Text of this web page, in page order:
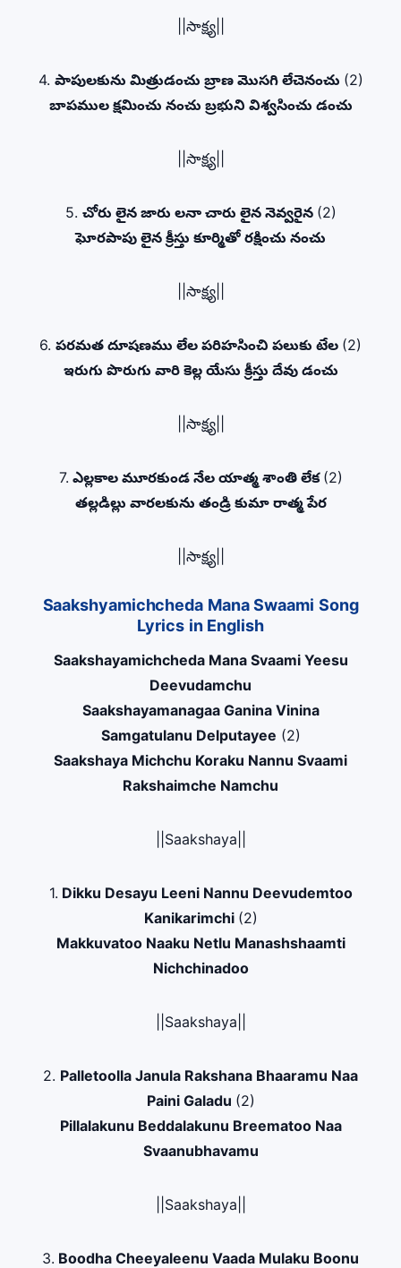
||సాక్ష్య||
4. పాపులకును మిత్రుడంచు బ్రాణ మొసగి లేచెనంచు (2)
బాపముల క్షమించు నంచు బ్రభుని విశ్వసించు డంచు
||సాక్ష్య||
5. చోరు లైన జారు లనా చారు లైన నెవ్వరైన (2)
ఘోరపాపు లైన క్రీస్తు కూర్మితో రక్షించు నంచు
||సాక్ష్య||
6. పరమత దూషణము లేల పరిహసించి పలుకు టేల (2)
ఇరుగు పొరుగు వారి కెల్ల యేసు క్రీస్తు దేవు డంచు
||సాక్ష్య||
7. ఎల్లకాల మూరకుండ నేల యాత్మ శాంతి లేక (2)
తల్లడిల్లు వారలకును తండ్రి కుమా రాత్మ పేర
||సాక్ష్య||
Saakshyamichcheda Mana Swaami Song
Lyrics in English
Saakshayamichcheda Mana Svaami Yeesu
Deevudamchu
Saakshayamanagaa Ganina Vinina
Samgatulanu Delputayee (2)
Saakshaya Michchu Koraku Nannu Svaami
Rakshaimche Namchu
||Saakshaya||
1. Dikku Desayu Leeni Nannu Deevudemtoo
Kanikarimchi (2)
Makkuvatoo Naaku Netlu Manashshaamti
Nichchinadoo
||Saakshaya||
2. Palletoolla Janula Rakshana Bhaaramu Naa
Paini Galadu (2)
Pillalakunu Beddalakunu Breematoo Naa
Svaanubhavamu
||Saakshaya||
3. Boodha Cheeyaleenu Vaada Mulaku Boonu